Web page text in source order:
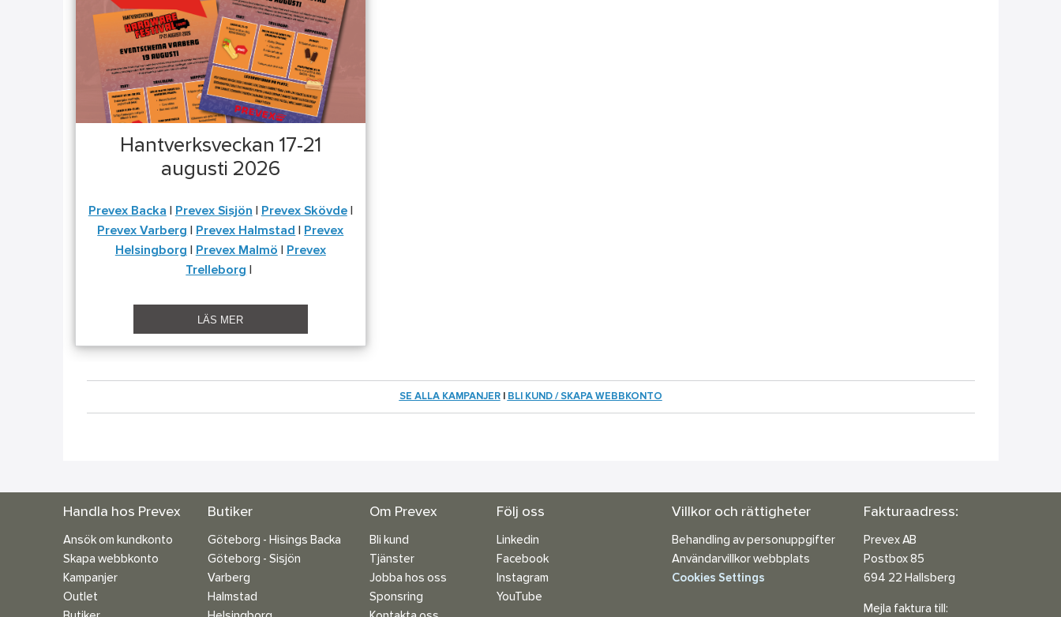
Hantverksveckan 17-21
augusti 2026
Prevex Backa Prevex Sisjön Prevex Skövde|
Prevex Varberg
Prevex Halmstad
Prevex
Helsingborg
Prevex Malmö
Prevex
Trelleborg
LÄS MER
SE ALLA KAMPANJER| BLI KUND / SKAPA WEBBKONTO
Handla hos Prevex
Ansök om kundkonto
Skapa webbkonto
Kampanjer
Outlet
Butiker
Göteborg - Hisings Backa
Göteborg - Sisjön
Varberg
Halmstad
Om Prevex
Bli kund
Tjänster
Jobba hos oss
Sponsring
Följ oss
Linkedin
Facebook
Instagram
YouTube
Villkor och rättigheter
Behandling av personuppgifter
Användarvillkor webbplats
Cookies Settings
Fakturaadress:
Prevex AB
Postbox 85
694 22 Hallsberg
Mejla faktura till: